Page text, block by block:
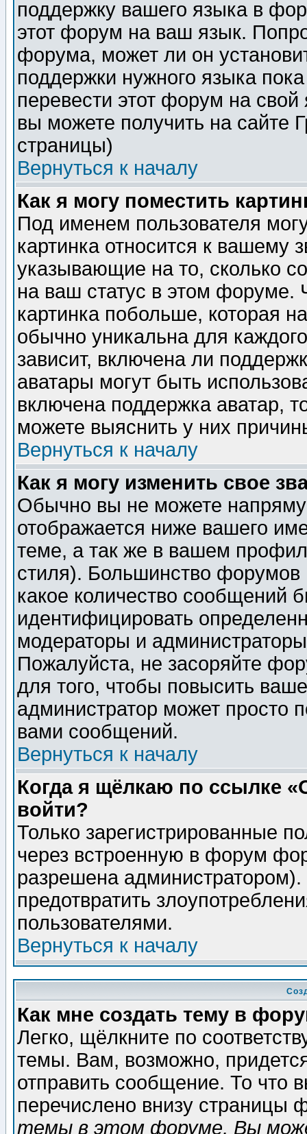
поддержку вашего языка в
этот форум на ваш язык.
форума, может ли он
поддержки нужного языка
перевести этот форум на
вы можете получить на сайте
страницы)
Вернуться к началу
Как я могу поместить
Под именем пользователя
картинка относится к вашему
указывающие на то, сколько
на ваш статус в этом форуме.
картинка побольше, которая
обычно уникальна для
зависит, включена ли
аватары могут быть
включена поддержка аватар,
можете выяснить у них
Вернуться к началу
Как я могу изменить свое
Обычно вы не можете
отображается ниже вашего
теме, а так же в вашем
стиля). Большинство форумов
какое количество сообщений
идентифицировать
модераторы и
Пожалуйста, не засоряйте
для того, чтобы повысить
администратор может просто
вами сообщений.
Вернуться к началу
Когда я щёлкаю по ссылке
войти?
Только зарегистрированные
через встроенную в форум
разрешена
предотвратить
пользователями.
Вернуться к началу
Как мне создать тему в
Легко, щёлкните по
темы. Вам, возможно,
отправить сообщение. То что
перечислено внизу страницы
темы в этом форуме, Вы